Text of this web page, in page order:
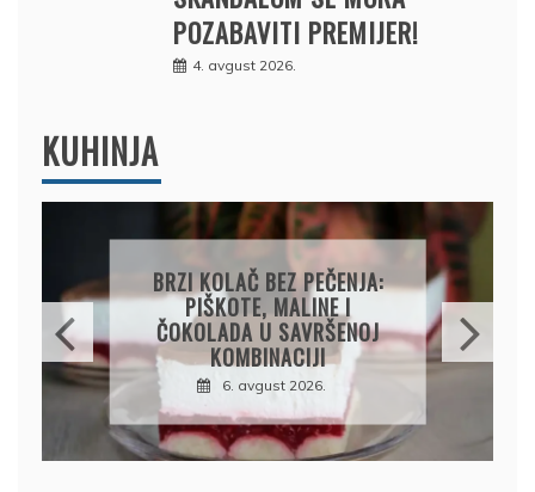
POZABAVITI PREMIJER!
4. avgust 2026.
KUHINJA
BRZI KOLAČ BEZ PEČENJA:
PIŠKOTE, MALINE I
ČOKOLADA U SAVRŠENOJ
KOMBINACIJI
6. avgust 2026.